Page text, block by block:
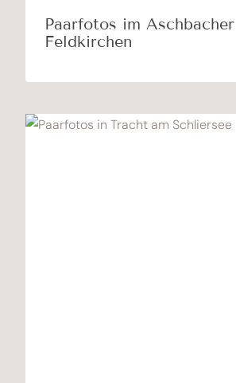
Paarfotos im
Feldkirchen